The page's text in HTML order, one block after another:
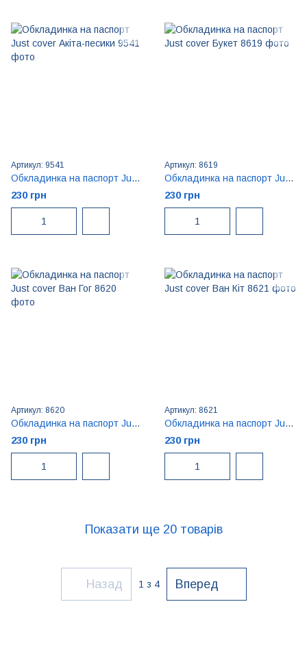
Артикул: 9541
Обкладинка на паспорт Just cover Акіта-песики
230 грн
Артикул: 8619
Обкладинка на паспорт Just cover Букет
230 грн
Артикул: 8620
Обкладинка на паспорт Just cover Ван Гог
230 грн
Артикул: 8621
Обкладинка на паспорт Just cover Ван Кіт
230 грн
Показати ще 20 товарів
Назад 1 з 4 Вперед